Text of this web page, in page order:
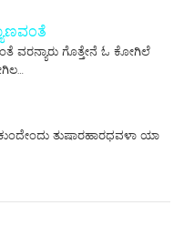
ವರನ್ಯಾರು ಗೊತ್ತೇನೆ ಓ ಕೋಗಿಲೆ
ತುಷಾರಹಾರಧವಳಾ ಯಾ